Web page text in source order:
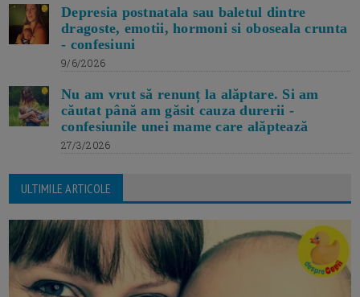
Depresia postnatala sau baletul dintre
dragoste, emotii, hormoni si oboseala crunta
- confesiuni
9/6/2026
Nu am vrut să renunț la alăptare. Si am
căutat până am găsit cauza durerii -
confesiunile unei mame care alăptează
27/3/2026
ULTIMILE ARTICOLE